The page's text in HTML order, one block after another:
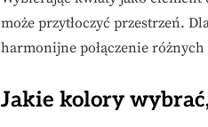
może przytłoczyć przestrzeń.
harmonijne połączenie
Jakie kolory